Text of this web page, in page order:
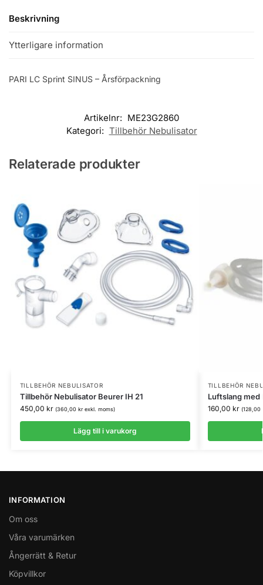
Beskrivning
Ytterligare information
PARI LC Sprint SINUS – Årsförpackning
Artikelnr: ME23G2860
Kategori: Tillbehör Nebulisator
Relaterade produkter
TILLBEHÖR NEBULISATOR
Tillbehör Nebulisator Beurer IH 21
450,00 kr (360,00 krexkl. moms)
Lägg till i varukorg
TILLBEHÖR
Luftslang med
160,00 kr (128,00
INFORMATION
Om oss
Våra varumärken
Ångerrätt & Retur
Köpvillkor